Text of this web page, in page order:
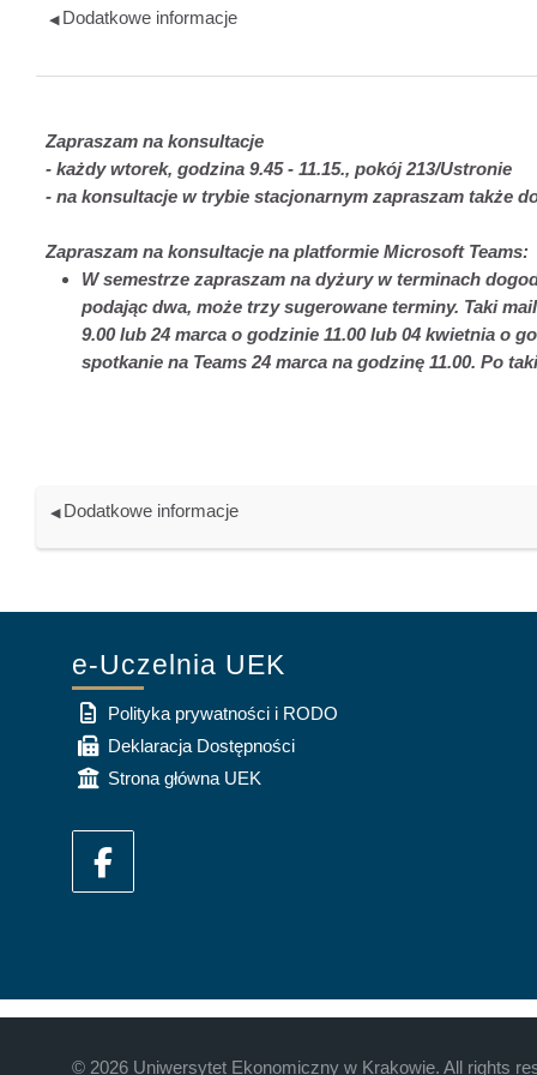
◀︎ Dodatkowe informacje
Zapraszam na konsultacje
- każdy wtorek, godzina 9.45 - 11.15., pokój 213/Ustronie
- na konsultacje w trybie stacjonarnym zapraszam także
Zapraszam na konsultacje na platformie Microsoft Teams:
W semestrze zapraszam na dyżury w terminach
podając dwa, może trzy sugerowane terminy. Taki
9.00 lub 24 marca o godzinie 11.00 lub 04 kwietnia o
spotkanie na Teams 24 marca na godzinę 11.00. Po
◀︎ Dodatkowe informacje
e-Uczelnia UEK
Polityka prywatności i RODO
Deklaracja Dostępności
Strona główna UEK
© 2026 Uniwersytet Ekonomiczny w Krakowie. All rights